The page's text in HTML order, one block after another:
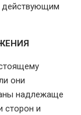
действующим
они
надлежаще
сторон и